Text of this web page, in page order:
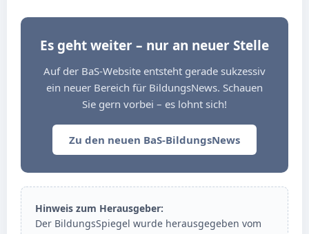
Es geht weiter – nur an neuer Stelle
Auf der BaS-Website entsteht gerade sukzessiv
ein neuer Bereich für BildungsNews. Schauen
Sie gern vorbei – es lohnt sich!
Zu den neuen BaS-BildungsNews
Hinweis zum Herausgeber:
Der BildungsSpiegel wurde herausgegeben vom